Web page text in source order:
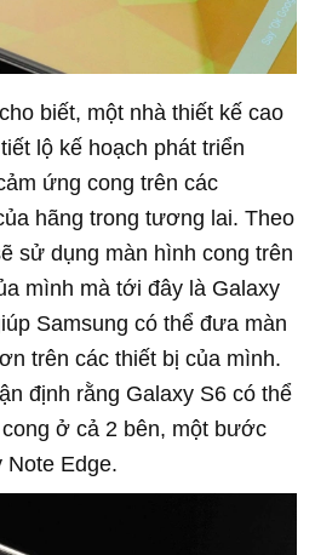
biết, một nhà thiết kế cao
lộ kế hoạch phát triển
ứng cong trên các
hãng trong tương lai. Theo
sử dụng màn hình cong trên
mình mà tới đây là Galaxy
Samsung có thể đưa màn
trên các thiết bị của mình.
định rằng Galaxy S6 có thể
ở cả 2 bên, một bước
Note Edge.